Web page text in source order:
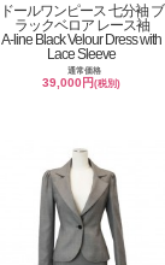
ドールワンピース 七分袖 ブ
ラックベロア レース袖
A-line Black Velour Dress with
Lace Sleeve
通常価格
39,000円(税別)